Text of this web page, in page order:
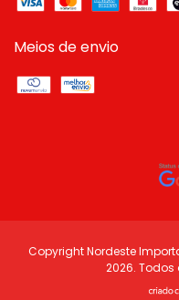
Meios de envio
Copyright Nordeste
2026. Todos